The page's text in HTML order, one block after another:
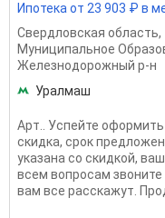
Ипотека от 23 903 ₽ в
Свердловская область,
Муниципальное
Железнодорожный р-н
Уралмаш
Apт.. Успейте
скидка, срок
указана со скидкой,
всем вопросам
вам все расскажут.